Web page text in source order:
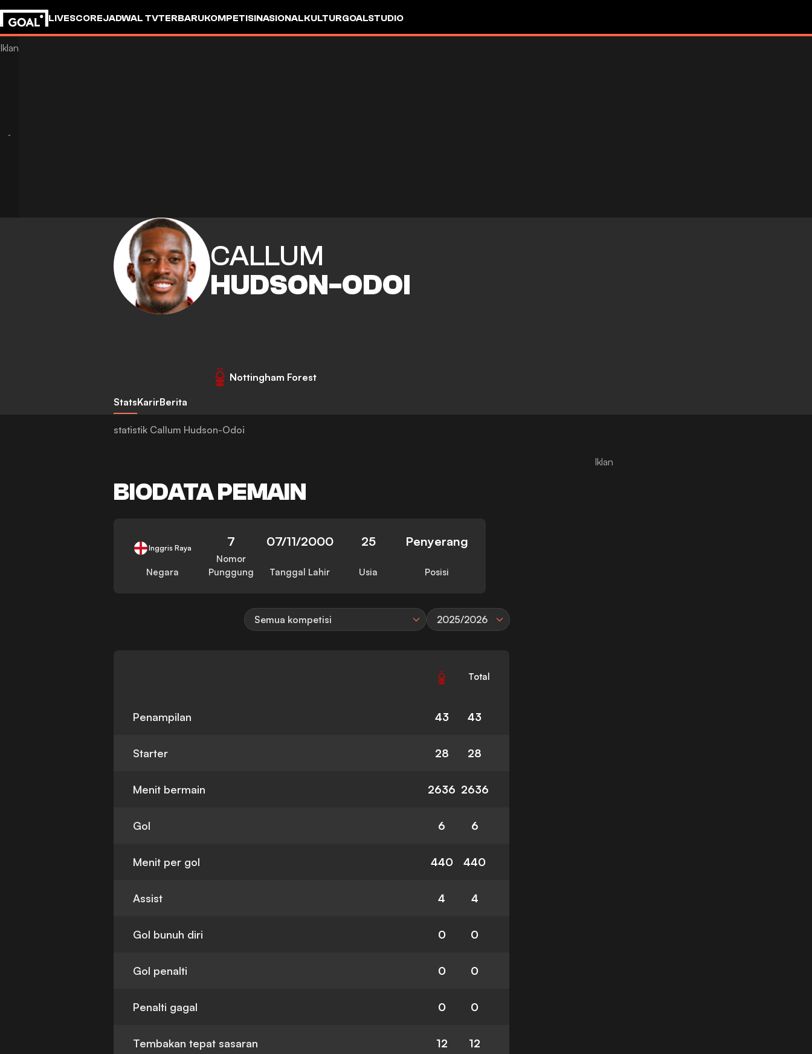
LIVESCOREJADWAL TVTERBARUKOMPETISINASIONALKULTURGOALSTUDIO
CALLUM
HUDSON-ODOI
Nottingham Forest
StatsKarirBerita
statistik Callum Hudson-Odoi
BIODATA PEMAIN
Inggris Raya
Negara
7
Nomor
Punggung
07/11/2000
Tanggal Lahir
25
Usia
Penyerang
Posisi
Semua kompetisi 2025/2026
Total
Penampilan 43 43
Starter 28 28
Menit bermain 2636 2636
Gol 6 6
Menit per gol 440 440
Assist 4 4
Gol bunuh diri 0 0
Gol penalti 0 0
Penalti gagal 0 0
Tembakan tepat sasaran 12 12